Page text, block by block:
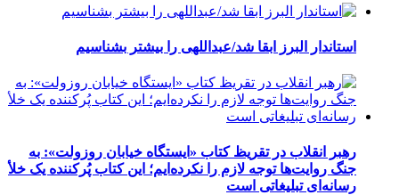
استاندار البرز ابقا شد/عبداللهی را بیشتر بشناسیم
رهبر انقلاب در تقریظ کتاب «ایستگاه خیابان روزولت»: به
جنگ روایت‌ها توجه لازم را نکرده‌ایم؛ این کتاب پُرکننده‌ یک خلأ
رسانه‌ای تبلیغاتی است